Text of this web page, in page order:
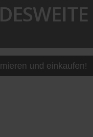
und einkaufen!